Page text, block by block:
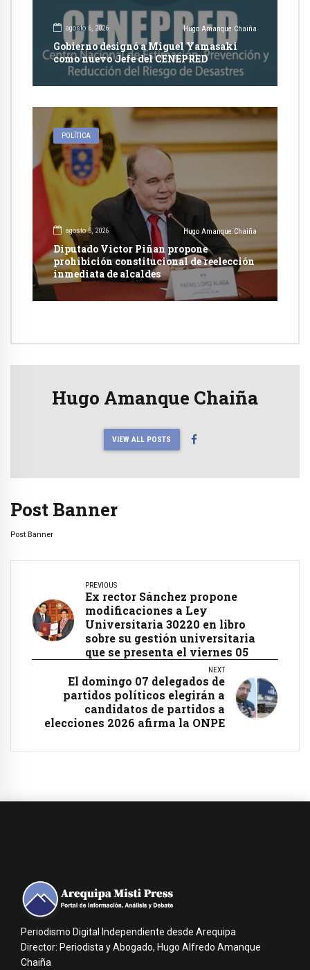
agosto 6, 2026 Hugo Amanque Chaiña
Gobierno designó a Miguel Yamasaki
como nuevo Jefe del CENEPRED
POLÍTICA
agosto 5, 2026 Hugo Amanque Chaiña
Diputado Victor Piñan propone
prohibición constitucional de reelección
inmediata de alcaldes
Hugo Amanque Chaiña
VIEW ALL POSTS
Post Banner
Post Banner
PREVIOUS
Ex rector Sánchez propone
modificaciones a Ley
Universitaria 30220 en libro
sobre su gestión universitaria
que se presenta el viernes 05
NEXT
El domingo 07 delegados de
partidos políticos elegirán a
candidatos de partidos a
elecciones 2026 afirma la ONPE
Periodismo Digital Independiente desde Arequipa
Director: Periodista y Abogado, Hugo Alfredo Amanque
Chaiña